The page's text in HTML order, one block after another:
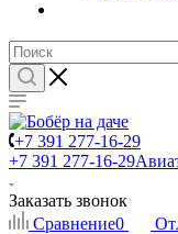
+7 391 277-16-29
+7 391 277-16-29
Заказать звонок
Сравнение0